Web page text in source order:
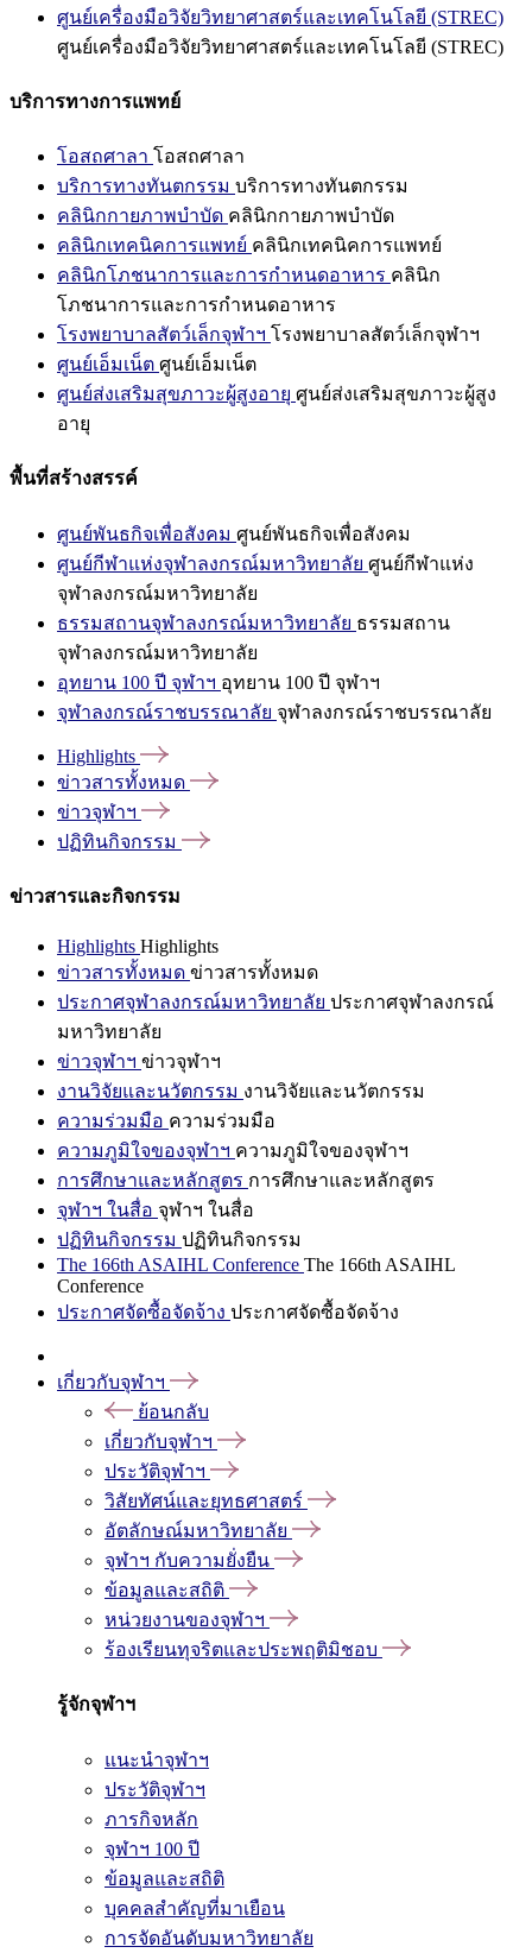
ศูนย์เครื่องมือวิจัยวิทยาศาสตร์และเทคโนโลยี (STREC)
ศูนย์เครื่องมือวิจัยวิทยาศาสตร์และเทคโนโลยี (STREC)
บริการทางการแพทย์
โอสถศาลา โอสถศาลา
บริการทางทันตกรรม บริการทางทันตกรรม
คลินิกกายภาพบำบัด คลินิกกายภาพบำบัด
คลินิกเทคนิคการแพทย์ คลินิกเทคนิคการแพทย์
คลินิกโภชนาการและการกำหนดอาหาร คลินิก
โภชนาการและการกำหนดอาหาร
โรงพยาบาลสัตว์เล็กจุฬาฯ โรงพยาบาลสัตว์เล็กจุฬาฯ
ศูนย์เอ็มเน็ต ศูนย์เอ็มเน็ต
ศูนย์ส่งเสริมสุขภาวะผู้สูงอายุ ศูนย์ส่งเสริมสุขภาวะผู้สูง
อายุ
พื้นที่สร้างสรรค์
ศูนย์พันธกิจเพื่อสังคม ศูนย์พันธกิจเพื่อสังคม
ศูนย์กีฬาแห่งจุฬาลงกรณ์มหาวิทยาลัย ศูนย์กีฬาแห่ง
จุฬาลงกรณ์มหาวิทยาลัย
ธรรมสถานจุฬาลงกรณ์มหาวิทยาลัย ธรรมสถาน
จุฬาลงกรณ์มหาวิทยาลัย
อุทยาน 100 ปี จุฬาฯ อุทยาน 100 ปี จุฬาฯ
จุฬาลงกรณ์ราชบรรณาลัย จุฬาลงกรณ์ราชบรรณาลัย
Highlights
ข่าวสารทั้งหมด
ข่าวจุฬาฯ
ปฏิทินกิจกรรม
ข่าวสารและกิจกรรม
Highlights Highlights
ข่าวสารทั้งหมด ข่าวสารทั้งหมด
ประกาศจุฬาลงกรณ์มหาวิทยาลัย ประกาศจุฬาลงกรณ์
มหาวิทยาลัย
ข่าวจุฬาฯ ข่าวจุฬาฯ
งานวิจัยและนวัตกรรม งานวิจัยและนวัตกรรม
ความร่วมมือ ความร่วมมือ
ความภูมิใจของจุฬาฯ ความภูมิใจของจุฬาฯ
การศึกษาและหลักสูตร การศึกษาและหลักสูตร
จุฬาฯ ในสื่อ จุฬาฯ ในสื่อ
ปฏิทินกิจกรรม ปฏิทินกิจกรรม
The 166th ASAIHL Conference The 166th ASAIHL
Conference
ประกาศจัดซื้อจัดจ้าง ประกาศจัดซื้อจัดจ้าง
เกี่ยวกับจุฬาฯ
ย้อนกลับ
เกี่ยวกับจุฬาฯ
ประวัติจุฬาฯ
วิสัยทัศน์และยุทธศาสตร์
อัตลักษณ์มหาวิทยาลัย
จุฬาฯ กับความยั่งยืน
ข้อมูลและสถิติ
หน่วยงานของจุฬาฯ
ร้องเรียนทุจริตและประพฤติมิชอบ
รู้จักจุฬาฯ
แนะนำจุฬาฯ
ประวัติจุฬาฯ
ภารกิจหลัก
จุฬาฯ 100 ปี
ข้อมูลและสถิติ
บุคคลสำคัญที่มาเยือน
การจัดอันดับมหาวิทยาลัย